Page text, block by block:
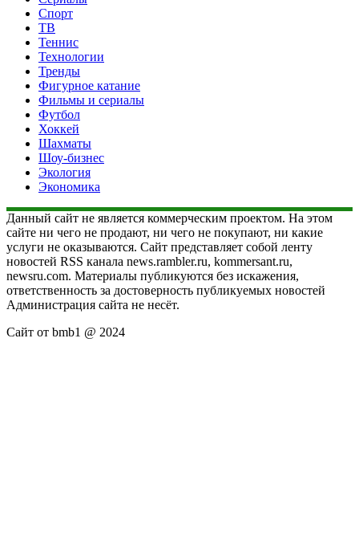
Спорт
ТВ
Теннис
Технологии
Тренды
Фигурное катание
Фильмы и сериалы
Футбол
Хоккей
Шахматы
Шоу-бизнес
Экология
Экономика
Данный сайт не является коммерческим проектом. На этом
сайте ни чего не продают, ни чего не покупают, ни какие
услуги не оказываются. Сайт представляет собой ленту
новостей RSS канала news.rambler.ru, kommersant.ru,
newsru.com. Материалы публикуются без искажения,
ответственность за достоверность публикуемых новостей
Администрация сайта не несёт.
Сайт от bmb1 @ 2024